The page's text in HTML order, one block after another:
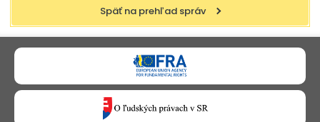
Späť na prehľad správ